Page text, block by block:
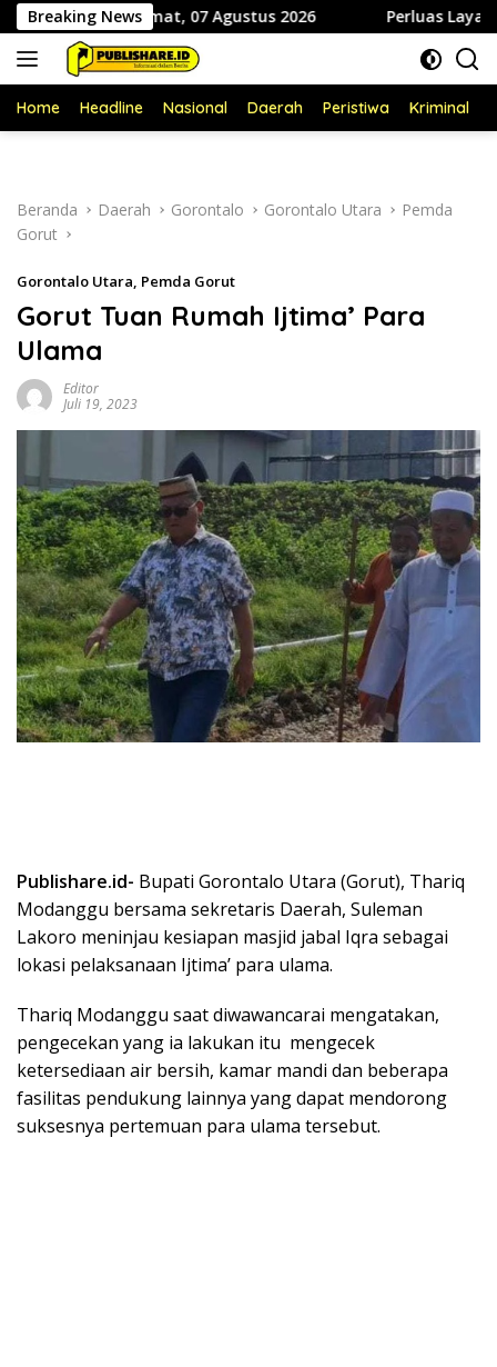
Langsung
ke
konten
Breaking News
Jumat, 07 Agustus 2026 Perluas Layanan
Home Headline Nasional Daerah Peristiwa Kriminal
Beranda Daerah Gorontalo Gorontalo Utara
Pemda
Gorut
Gorontalo Utara, Pemda Gorut
Gorut Tuan Rumah Ijtima’ Para
Ulama
Editor
Juli 19, 2023
Publishare.id- Bupati Gorontalo Utara (Gorut), Thariq
Modanggu bersama sekretaris Daerah, Suleman
Lakoro meninjau kesiapan masjid jabal Iqra sebagai
lokasi pelaksanaan Ijtima’ para ulama.
Thariq Modanggu saat diwawancarai mengatakan,
pengecekan yang ia lakukan itu mengecek
ketersediaan air bersih, kamar mandi dan beberapa
fasilitas pendukung lainnya yang dapat mendorong
suksesnya pertemuan para ulama tersebut.